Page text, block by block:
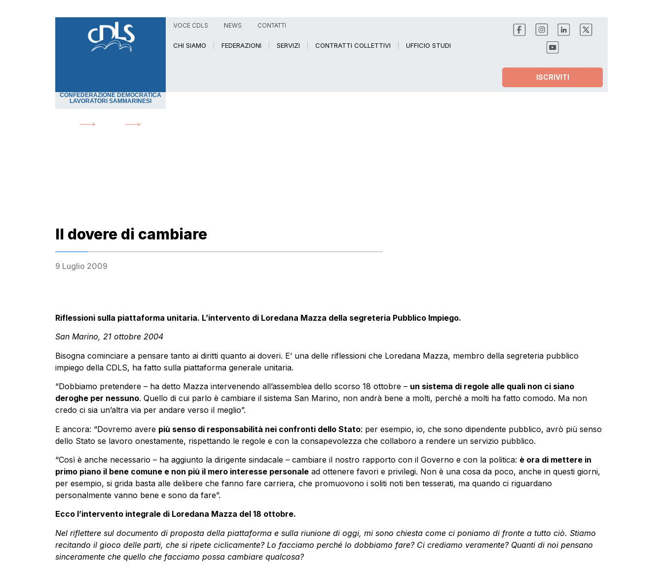
VOCE CDLS NEWS CONTATTI
CHI SIAMO FEDERAZIONI SERVIZI CONTRATTI COLLETTIVI UFFICIO STUDI
ISCRIVITI
CONFEDERAZIONE DEMOCRATICA
LAVORATORI SAMMARINESI
Il dovere di cambiare
9 Luglio 2009
Riflessioni sulla piattaforma unitaria. L’intervento di Loredana Mazza della segreteria Pubblico Impiego.
San Marino, 21 ottobre 2004
Bisogna cominciare a pensare tanto ai diritti quanto ai doveri. E’ una delle riflessioni che Loredana Mazza, membro della segreteria pubblico
impiego della CDLS, ha fatto sulla piattaforma generale unitaria.
“Dobbiamo pretendere – ha detto Mazza intervenendo all’assemblea dello scorso 18 ottobre – un sistema di regole alle quali non ci siano
deroghe per nessuno. Quello di cui parlo è cambiare il sistema San Marino, non andrà bene a molti, perché a molti ha fatto comodo. Ma non
credo ci sia un’altra via per andare verso il meglio”.
E ancora: “Dovremo avere più senso di responsabilità nei confronti dello Stato: per esempio, io, che sono dipendente pubblico, avrò più senso
dello Stato se lavoro onestamente, rispettando le regole e con la consapevolezza che collaboro a rendere un servizio pubblico.
“Così è anche necessario – ha aggiunto la dirigente sindacale – cambiare il nostro rapporto con il Governo e con la politica: è ora di mettere in
primo piano il bene comune e non più il mero interesse personale ad ottenere favori e privilegi. Non è una cosa da poco, anche in questi giorni,
per esempio, si grida basta alle delibere che fanno fare carriera, che promuovono i soliti noti ben tesserati, ma quando ci riguardano
personalmente vanno bene e sono da fare”.
Ecco l’intervento integrale di Loredana Mazza del 18 ottobre.
Nel riflettere sul documento di proposta della piattaforma e sulla riunione di oggi, mi sono chiesta come ci poniamo di fronte a tutto ciò. Stiamo
recitando il gioco delle parti, che si ripete ciclicamente? Lo facciamo perché lo dobbiamo fare? Ci crediamo veramente? Quanti di noi pensano
sinceramente che quello che facciamo possa cambiare qualcosa?